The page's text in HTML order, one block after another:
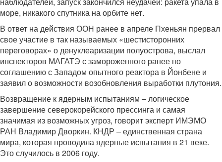
море, никакого спутника на орбите нет.
В ответ на действия ООН ранее в апреле Пхеньян прервал
свое участие в так называемых «шестисторонних
переговорах» о денуклеаризации полуострова, выслал
инспекторов МАГАТЭ с замороженного ранее по
соглашению с Западом опытного реактора в Йонбене и
заявил о возможности возобновления выработки плутония.
Возвращение к ядерным испытаниям – логическое
завершение северокорейского прессинга и самая
значимая из возможных угроз, говорит эксперт ИМЭМО
РАН Владимир Дворкин. КНДР – единственная страна
мира, которая проводила ядерные испытания в 21 веке.
Это случилось в 2006 году.